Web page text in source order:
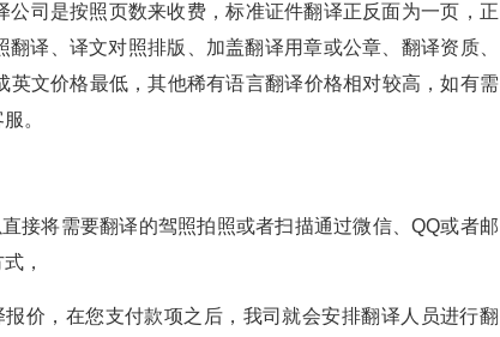
司是按照页数来收费，标准证件翻译正反面为一页，正
译、译文对照排版、加盖翻译用章或公章、翻译资质、
文价格最低，其他稀有语言翻译价格相对较高，如有需
。
接将需要翻译的驾照拍照或者扫描通过微信、QQ或者邮
，
价，在您支付款项之后，我司就会安排翻译人员进行翻